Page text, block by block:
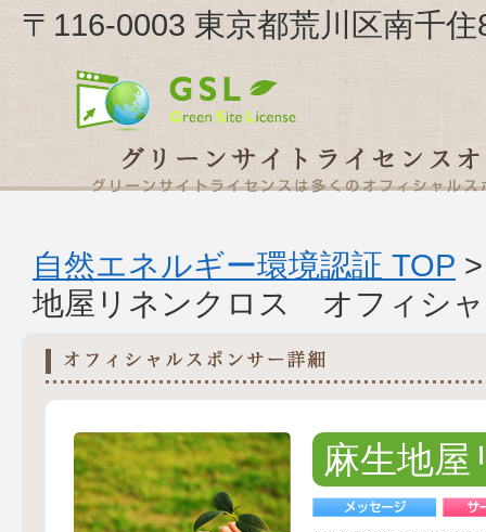
〒116-0003 東京都荒川区南千
自然エネルギー環境認証 TOP
地屋リネンクロス オフィシ
麻生地